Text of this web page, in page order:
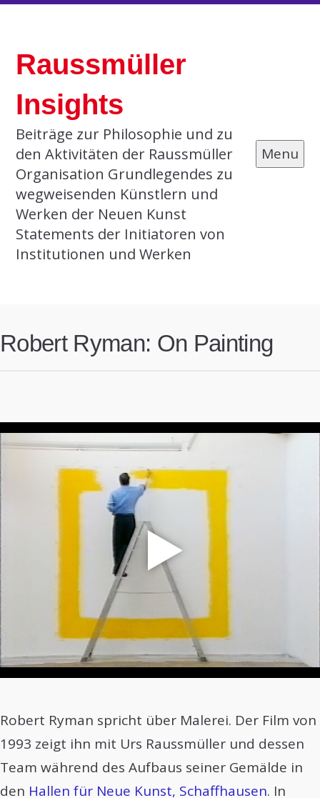
Skip
content
Raussmüller
Insights
Beiträge zur Philosophie und zu
den Aktivitäten der Raussmüller
Organisation Grundlegendes zu
wegweisenden Künstlern und
Werken der Neuen Kunst
Statements der Initiatoren von
Institutionen und Werken
Menu
Robert Ryman: On Painting
Robert Ryman spricht über Malerei. Der Film von
1993 zeigt ihn mit Urs Raussmüller und dessen
Team während des Aufbaus seiner Gemälde in
den Hallen für Neue Kunst, Schaffhausen. In